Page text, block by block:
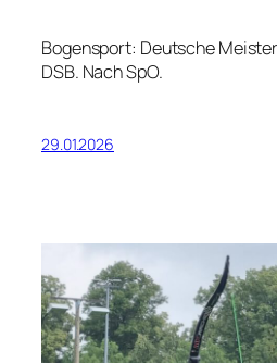
Bogensport: Deutsche
DSB. Nach SpO.
29.01.2026